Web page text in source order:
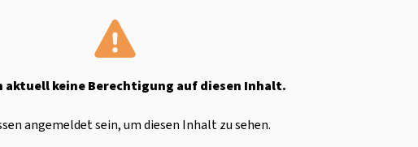
aktuell keine Berechtigung auf diesen Inhalt.
angemeldet sein, um diesen Inhalt zu sehen.